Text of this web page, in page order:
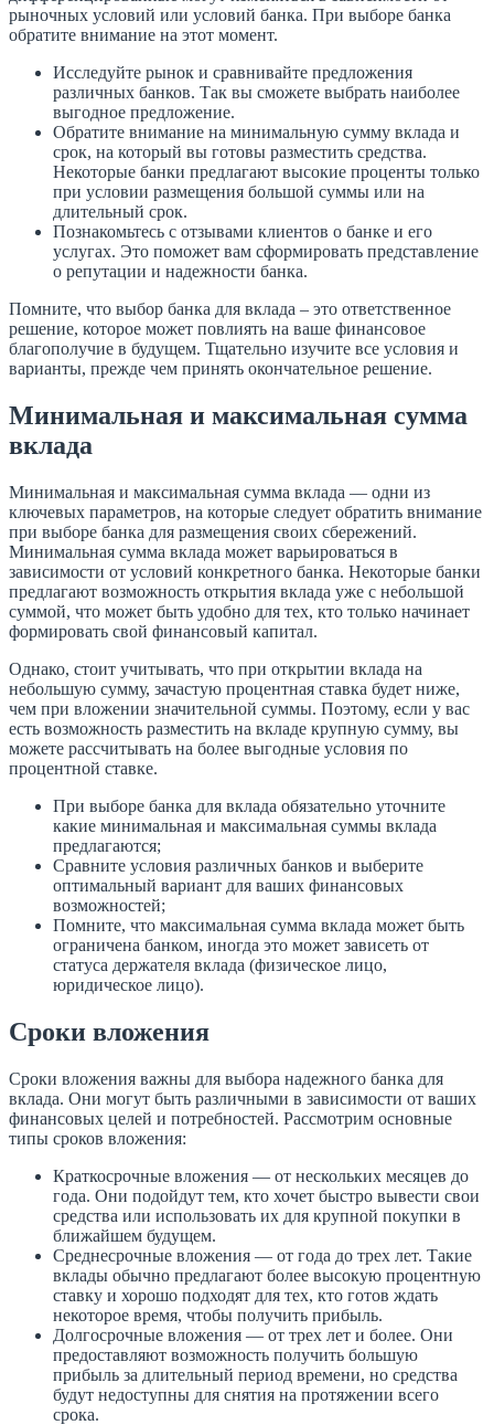
рыночных условий или условий банка. При выборе банка
обратите внимание на этот момент.
Исследуйте рынок и сравнивайте предложения
различных банков. Так вы сможете выбрать наиболее
выгодное предложение.
Обратите внимание на минимальную сумму вклада и
срок, на который вы готовы разместить средства.
Некоторые банки предлагают высокие проценты только
при условии размещения большой суммы или на
длительный срок.
Познакомьтесь с отзывами клиентов о банке и его
услугах. Это поможет вам сформировать представление
о репутации и надежности банка.
Помните, что выбор банка для вклада – это ответственное
решение, которое может повлиять на ваше финансовое
благополучие в будущем. Тщательно изучите все условия и
варианты, прежде чем принять окончательное решение.
Минимальная и максимальная сумма
вклада
Минимальная и максимальная сумма вклада — одни из
ключевых параметров, на которые следует обратить внимание
при выборе банка для размещения своих сбережений.
Минимальная сумма вклада может варьироваться в
зависимости от условий конкретного банка. Некоторые банки
предлагают возможность открытия вклада уже с небольшой
суммой, что может быть удобно для тех, кто только начинает
формировать свой финансовый капитал.
Однако, стоит учитывать, что при открытии вклада на
небольшую сумму, зачастую процентная ставка будет ниже,
чем при вложении значительной суммы. Поэтому, если у вас
есть возможность разместить на вкладе крупную сумму, вы
можете рассчитывать на более выгодные условия по
процентной ставке.
При выборе банка для вклада обязательно уточните
какие минимальная и максимальная суммы вклада
предлагаются;
Сравните условия различных банков и выберите
оптимальный вариант для ваших финансовых
возможностей;
Помните, что максимальная сумма вклада может быть
ограничена банком, иногда это может зависеть от
статуса держателя вклада (физическое лицо,
юридическое лицо).
Сроки вложения
Сроки вложения важны для выбора надежного банка для
вклада. Они могут быть различными в зависимости от ваших
финансовых целей и потребностей. Рассмотрим основные
типы сроков вложения:
Краткосрочные вложения — от нескольких месяцев до
года. Они подойдут тем, кто хочет быстро вывести свои
средства или использовать их для крупной покупки в
ближайшем будущем.
Среднесрочные вложения — от года до трех лет. Такие
вклады обычно предлагают более высокую процентную
ставку и хорошо подходят для тех, кто готов ждать
некоторое время, чтобы получить прибыль.
Долгосрочные вложения — от трех лет и более. Они
предоставляют возможность получить большую
прибыль за длительный период времени, но средства
будут недоступны для снятия на протяжении всего
срока.